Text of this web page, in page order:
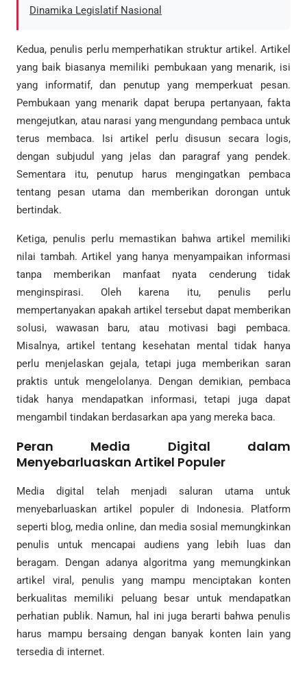
Dinamika Legislatif Nasional
Kedua, penulis perlu memperhatikan struktur artikel. Artikel
yang baik biasanya memiliki pembukaan yang menarik, isi
yang informatif, dan penutup yang memperkuat pesan.
Pembukaan yang menarik dapat berupa pertanyaan, fakta
mengejutkan, atau narasi yang mengundang pembaca untuk
terus membaca. Isi artikel perlu disusun secara logis,
dengan subjudul yang jelas dan paragraf yang pendek.
Sementara itu, penutup harus mengingatkan pembaca
tentang pesan utama dan memberikan dorongan untuk
bertindak.
Ketiga, penulis perlu memastikan bahwa artikel memiliki
nilai tambah. Artikel yang hanya menyampaikan informasi
tanpa memberikan manfaat nyata cenderung tidak
menginspirasi. Oleh karena itu, penulis perlu
mempertanyakan apakah artikel tersebut dapat memberikan
solusi, wawasan baru, atau motivasi bagi pembaca.
Misalnya, artikel tentang kesehatan mental tidak hanya
perlu menjelaskan gejala, tetapi juga memberikan saran
praktis untuk mengelolanya. Dengan demikian, pembaca
tidak hanya mendapatkan informasi, tetapi juga dapat
mengambil tindakan berdasarkan apa yang mereka baca.
Peran Media Digital dalam
Menyebarluaskan Artikel Populer
Media digital telah menjadi saluran utama untuk
menyebarluaskan artikel populer di Indonesia. Platform
seperti blog, media online, dan media sosial memungkinkan
penulis untuk mencapai audiens yang lebih luas dan
beragam. Dengan adanya algoritma yang memungkinkan
artikel viral, penulis yang mampu menciptakan konten
berkualitas memiliki peluang besar untuk mendapatkan
perhatian publik. Namun, hal ini juga berarti bahwa penulis
harus mampu bersaing dengan banyak konten lain yang
tersedia di internet.